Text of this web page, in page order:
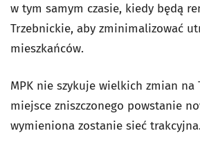
w tym samym czasie, kiedy będą
Trzebnickie, aby zminimalizować
mieszkańców.
MPK nie szykuje wielkich zmian
miejsce zniszczonego powstanie
wymieniona zostanie sieć trakcyjna.